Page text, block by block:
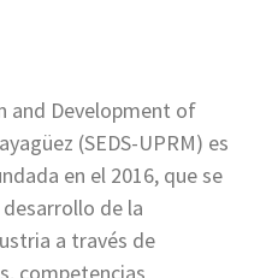
and Development of
(SEDS-UPRM) es
en el 2016, que se
de la
a través de